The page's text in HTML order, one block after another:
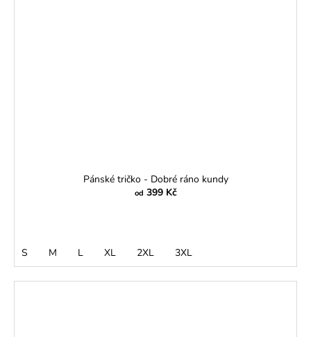
Pánské tričko - Dobré ráno kundy
od 399 Kč
S M L XL 2XL 3XL